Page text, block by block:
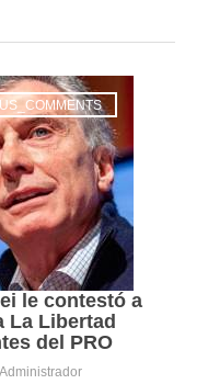
le contestó a
La Libertad
del PRO
Administrador